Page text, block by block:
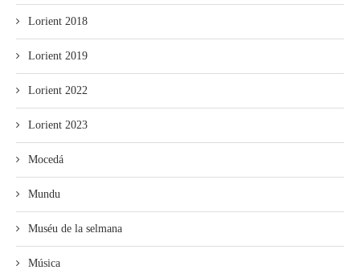
Lorient 2018
Lorient 2019
Lorient 2022
Lorient 2023
Mocedá
Mundu
Muséu de la selmana
Música